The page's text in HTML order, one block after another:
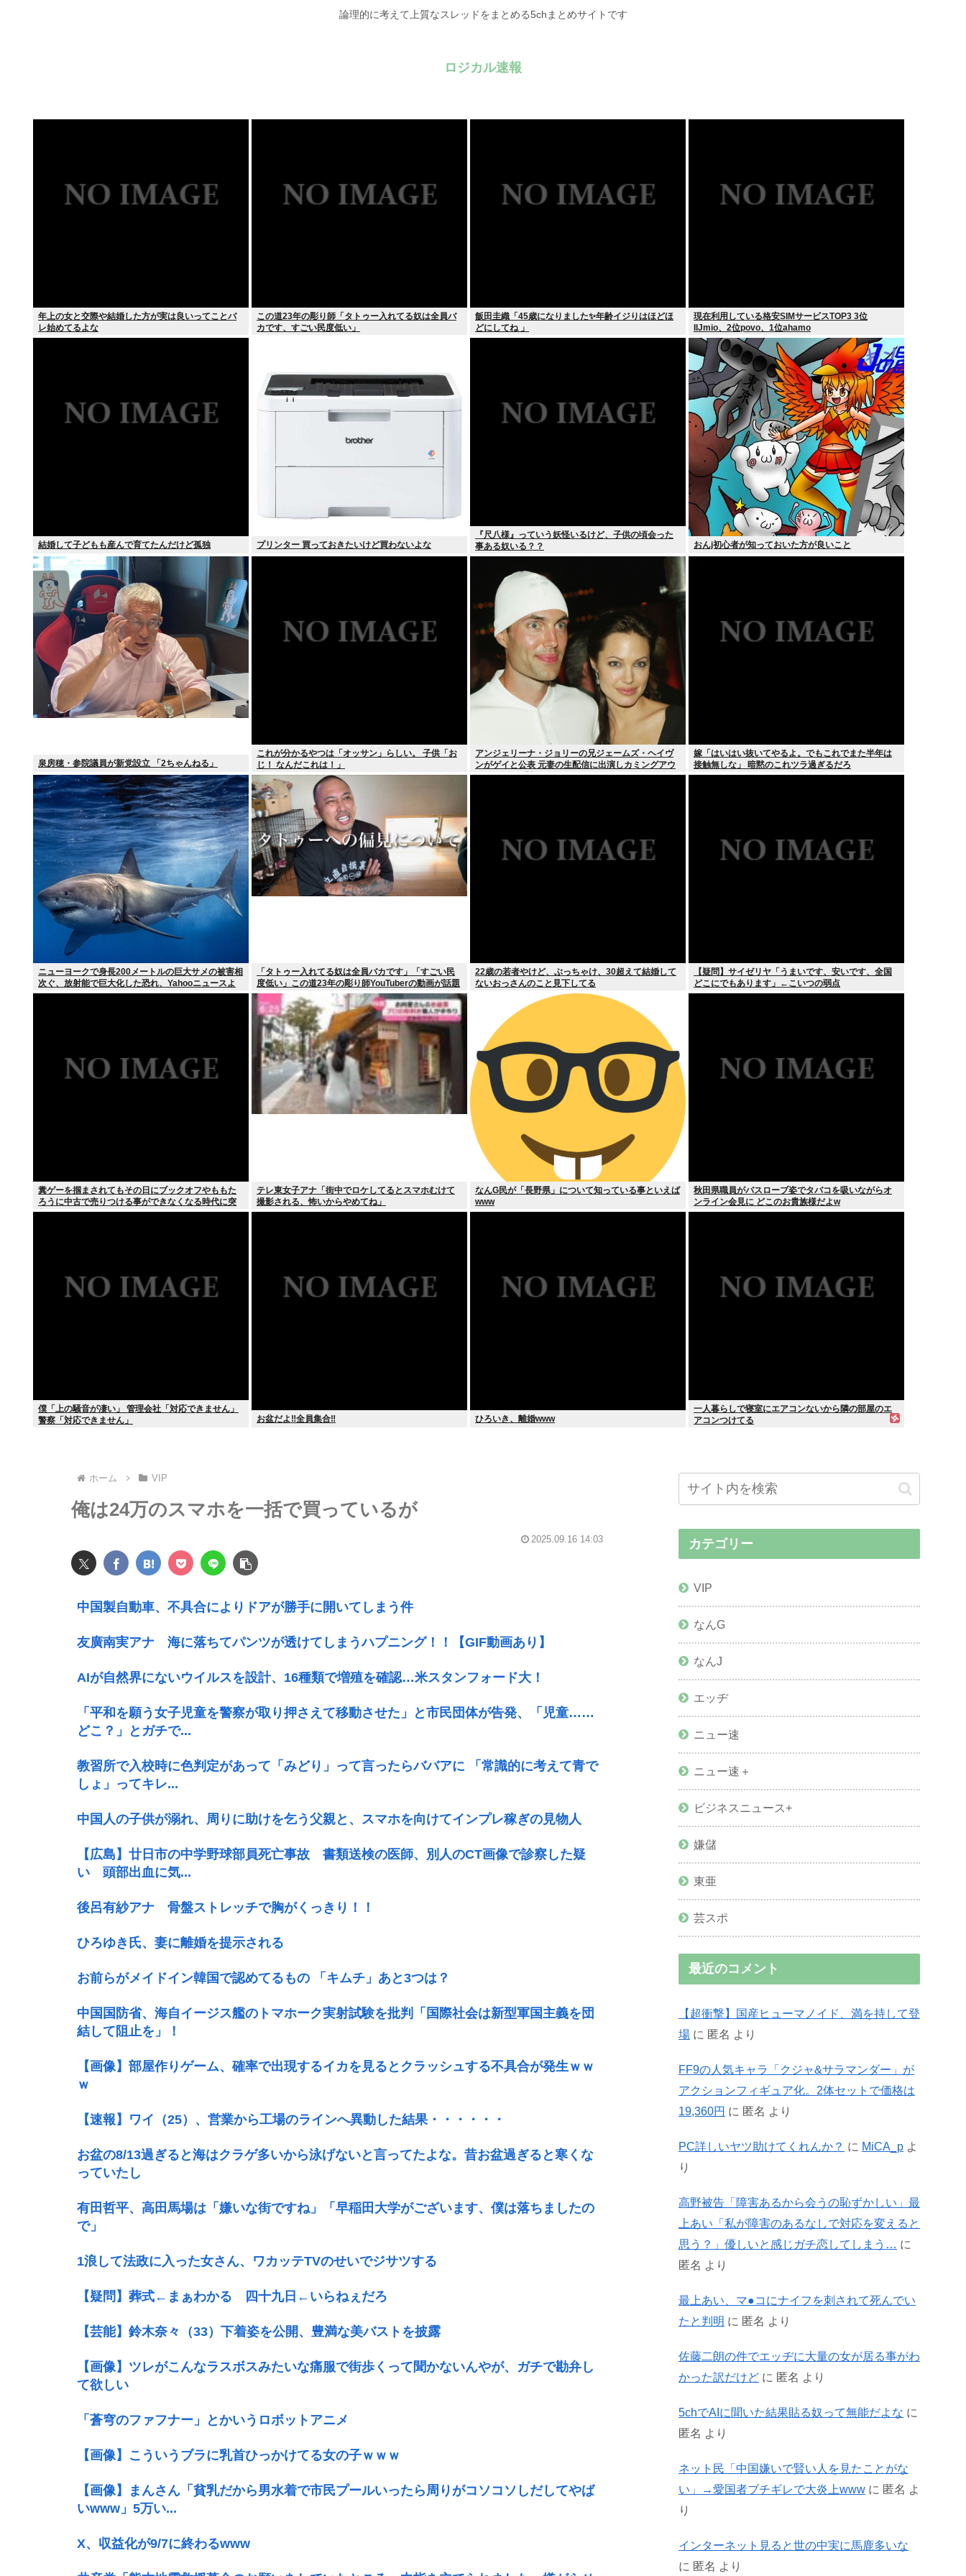
論理的に考えて上質なスレッドをまとめる5chまとめサイトです
ロジカル速報
年上の女と交際や結婚した方が実は良いってことバ
レ始めてるよな
この道23年の彫り師「タトゥー入れてる奴は全員バ
カです、すごい民度低い」
飯田圭織「45歳になりました✨年齢イジりはほどほ
どにしてね 」
現在利用している格安SIMサービスTOP3 3位
IIJmio、2位povo、1位ahamo
結婚して子どもも産んで育てたんだけど孤独 プリンター 買っておきたいけど買わないよな
『尺八様』っていう妖怪いるけど、子供の頃会った
事ある奴いる？？
おんj初心者が知っておいた方が良いこと
泉房穂・参院議員が新党設立 「2ちゃんねる」
これが分かるやつは「オッサン」らしい。 子供「お
じ！ なんだこれは！」
アンジェリーナ・ジョリーの兄ジェームズ・ヘイヴ
ンがゲイと公表 元妻の生配信に出演しカミングアウ
ト ヤフコメ「顔見ればわかる」
嫁「はいはい抜いてやるよ。でもこれでまた半年は
接触無しな」 暗黙のこれツラ過ぎるだろ
ニューヨークで身長200メートルの巨大サメの被害相
次ぐ、放射能で巨大化した恐れ、Yahooニュースよ
り
「タトゥー入れてる奴は全員バカです」「すごい民
度低い」この道23年の彫り師YouTuberの動画が話題
22歳の若者やけど、ぶっちゃけ、30超えて結婚して
ないおっさんのこと見下してる
【疑問】サイゼリヤ「うまいです、安いです、全国
どこにでもあります」←こいつの弱点
糞ゲーを掴まされてもその日にブックオフやももた
ろうに中古で売りつける事ができなくなる時代に突
入
テレ東女子アナ「街中でロケしてるとスマホむけて
撮影される、怖いからやめてね」
なんG民が「長野県」について知っている事といえば
www
秋田県職員がバスローブ姿でタバコを吸いながらオ
ンライン会見に どこのお貴族様だよw
僕「上の騒音が凄い」 管理会社「対応できません」
警察「対応できません」
お盆だよ‼全員集合‼ ひろいき、離婚www
一人暮らしで寝室にエアコンないから隣の部屋のエ
アコンつけてる
ホーム VIP
俺は24万のスマホを一括で買っているが
2025.09.16 14:03
中国製自動車、不具合によりドアが勝手に開いてしまう件
友廣南実アナ 海に落ちてパンツが透けてしまうハプニング！！【GIF動画あり】
AIが自然界にないウイルスを設計、16種類で増殖を確認…米スタンフォード大！
「平和を願う女子児童を警察が取り押さえて移動させた」と市民団体が告発、「児童……
どこ？」とガチで...
教習所で入校時に色判定があって「みどり」って言ったらババアに 「常識的に考えて青で
しょ」ってキレ...
中国人の子供が溺れ、周りに助けを乞う父親と、スマホを向けてインプレ稼ぎの見物人
【広島】廿日市の中学野球部員死亡事故 書類送検の医師、別人のCT画像で診察した疑
い 頭部出血に気...
後呂有紗アナ 骨盤ストレッチで胸がくっきり！！
ひろゆき氏、妻に離婚を提示される
お前らがメイドイン韓国で認めてるもの 「キムチ」あと3つは？
中国国防省、海自イージス艦のトマホーク実射試験を批判「国際社会は新型軍国主義を団
結して阻止を」！
【画像】部屋作りゲーム、確率で出現するイカを見るとクラッシュする不具合が発生ｗｗ
ｗ
【速報】ワイ（25）、営業から工場のラインへ異動した結果・・・・・・
お盆の8/13過ぎると海はクラゲ多いから泳げないと言ってたよな。昔お盆過ぎると寒くな
っていたし
有田哲平、高田馬場は「嫌いな街ですね」「早稲田大学がございます、僕は落ちましたの
で」
1浪して法政に入った女さん、ワカッテTVのせいでジサツする
【疑問】葬式←まぁわかる 四十九日←いらねぇだろ
【芸能】鈴木奈々（33）下着姿を公開、豊満な美バストを披露
【画像】ツレがこんなラスボスみたいな痛服で街歩くって聞かないんやが、ガチで勘弁し
て欲しい
「蒼穹のファフナー」とかいうロボットアニメ
【画像】こういうブラに乳首ひっかけてる女の子ｗｗｗ
【画像】まんさん「貧乳だから男水着で市民プールいったら周りがコソコソしだしてやば
いwww」5万い...
X、収益化が9/7に終わるwww
カテゴリー
VIP
なんG
なんJ
エッヂ
ニュー速
ニュー速＋
ビジネスニュース+
嫌儲
東亜
芸スポ
最近のコメント
【超衝撃】国産ヒューマノイド、満を持して登
場 に 匿名 より
FF9の人気キャラ「クジャ&サラマンダー」が
アクションフィギュア化。2体セットで価格は
19,360円 に 匿名 より
PC詳しいヤツ助けてくれんか？ に MiCA_p よ
り
高野被告「障害あるから会うの恥ずかしい」最
上あい「私が障害のあるなしで対応を変えると
思う？」優しいと感じガチ恋してしまう…
に
匿名 より
最上あい、マ●コにナイフを刺されて死んでい
たと判明 に 匿名 より
佐藤二朗の件でエッヂに大量の女が居る事がわ
かった訳だけど に 匿名 より
5chでAIに聞いた結果貼る奴って無能だよな に
匿名 より
ネット民「中国嫌いで賢い人を見たことがな
い」→愛国者ブチギレで大炎上www に 匿名 よ
り
インターネット見ると世の中実に馬鹿多いな
に 匿名 より